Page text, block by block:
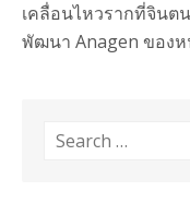
เคลื่อนไหวรากที่จินต
พัฒนา Anagen ของห
Search